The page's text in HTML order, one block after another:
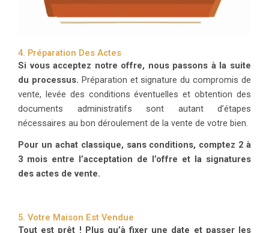
4. Préparation Des Actes
Si vous acceptez notre offre, nous passons à la suite
du processus. Préparation et signature du compromis de
vente, levée des conditions éventuelles et obtention des
documents administratifs sont autant d’étapes
nécessaires au bon déroulement de la vente de votre bien.
Pour un achat classique, sans conditions, comptez 2 à
3 mois entre l’acceptation de l’offre et la signatures
des actes de vente.
5. Votre Maison Est Vendue
Tout est prêt ! Plus qu’à fixer une date et passer les